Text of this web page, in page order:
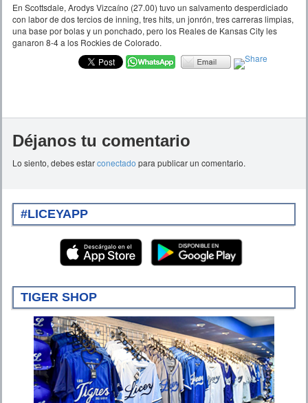
En Scottsdale, Arodys Vizcaíno (27.00) tuvo un salvamento desperdiciado
con labor de dos tercios de inning, tres hits, un jonrón, tres carreras limpias,
una base por bolas y un ponchado, pero los Reales de Kansas City les
ganaron 8-4 a los Rockies de Colorado.
Déjanos tu comentario
Lo siento, debes estarconectado para publicar un comentario.
#LICEYAPP
TIGER SHOP